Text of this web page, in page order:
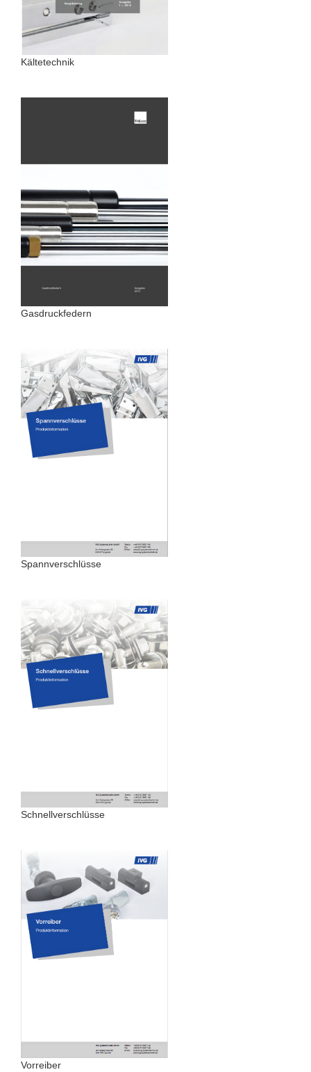
Kältetechnik
Gasdruckfedern
Spannverschlüsse
Schnellverschlüsse
Vorreiber